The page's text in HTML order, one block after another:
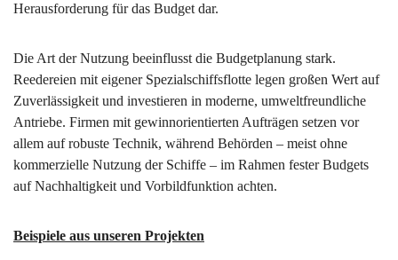
Herausforderung für das Budget dar.
Die Art der Nutzung beeinflusst die Budgetplanung stark.
Reedereien mit eigener Spezialschiffsflotte legen großen Wert auf
Zuverlässigkeit und investieren in moderne, umweltfreundliche
Antriebe. Firmen mit gewinnorientierten Aufträgen setzen vor
allem auf robuste Technik, während Behörden – meist ohne
kommerzielle Nutzung der Schiffe – im Rahmen fester Budgets
auf Nachhaltigkeit und Vorbildfunktion achten.
Beispiele aus unseren Projekten